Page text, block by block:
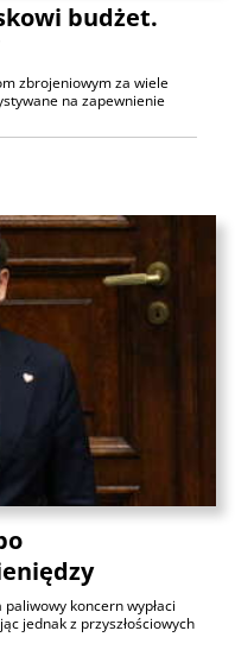
budżet.
zbrojeniowym za wiele
na zapewnienie
koncern wypłaci
jednak z przyszłościowych